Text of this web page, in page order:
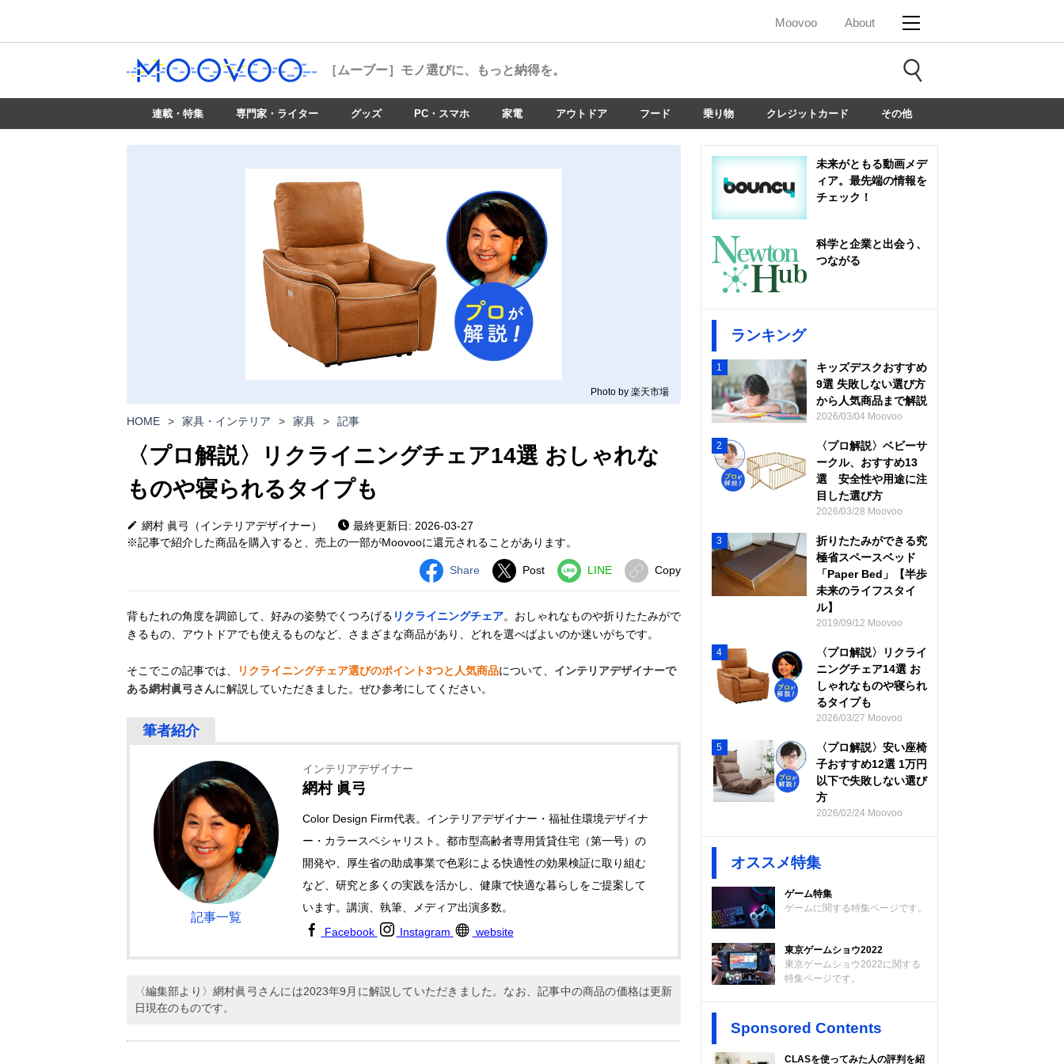
Moovoo About
［ムーブー］ モノ選びに、もっと納得を。
連載・特集 専門家・ライター グッズ PC・スマホ 家電 アウトドア フード 乗り物 クレジットカード その他
Photo by 楽天市場
HOME > 家具・インテリア > 家具 > 記事
〈プロ解説〉リクライニングチェア14選 おしゃれな
ものや寝られるタイプも
網村 眞弓（インテリアデザイナー）
最終更新日: 2026-03-27
※記事で紹介した商品を購入すると、売上の一部がMoovooに還元されることがあります。
Share Post LINE Copy
背もたれの角度を調節して、好みの姿勢でくつろげる リクライニングチェア。おしゃれなものや折りたたみがで
きるもの、アウトドアでも使えるものなど、さまざまな商品があり、どれを選べばよいのか迷いがちです。
そこでこの記事では、 リクライニングチェア選びのポイント3つと人気商品について、 インテリアデザイナーで
ある網村眞弓さんに解説していただきました。ぜひ参考にしてください。
記事一覧
インテリアデザイナー
網村 眞弓
Color Design Firm代表。インテリアデザイナー・福祉住環境デザイナ
ー・カラースペシャリスト。都市型高齢者専用賃貸住宅（第一号）の
開発や、厚生省の助成事業で色彩による快適性の効果検証に取り組む
など、研究と多くの実践を活かし、健康で快適な暮らしをご提案して
います。講演、執筆、メディア出演多数。
Facebook
Instagram website
〈編集部より〉網村眞弓さんには2023年9月に解説していただきました。なお、記事中の商品の価格は更新
日現在のものです。
未来がともる動画メデ
ィア。最先端の情報を
チェック！
科学と企業と出会う、
つながる
ランキング
1
キッズデスクおすすめ
9選 失敗しない選び方
から人気商品まで解説
2026/03/04 Moovoo
2
〈プロ解説〉ベビーサ
ークル、おすすめ13
選 安全性や用途に注
目した選び方
2026/03/28 Moovoo
3
折りたたみができる究
極省スペースベッド
「Paper Bed」【半歩
未来のライフスタイ
ル】
2019/09/12 Moovoo
4
〈プロ解説〉リクライ
ニングチェア14選 お
しゃれなものや寝られ
るタイプも
2026/03/27 Moovoo
5
〈プロ解説〉安い座椅
子おすすめ12選 1万円
以下で失敗しない選び
方
2026/02/24 Moovoo
オススメ特集
ゲーム特集
ゲームに関する特集ページです。
東京ゲームショウ2022
東京ゲームショウ2022に関する
特集ページです。
Sponsored Contents
CLASを使ってみた人の評判を紹